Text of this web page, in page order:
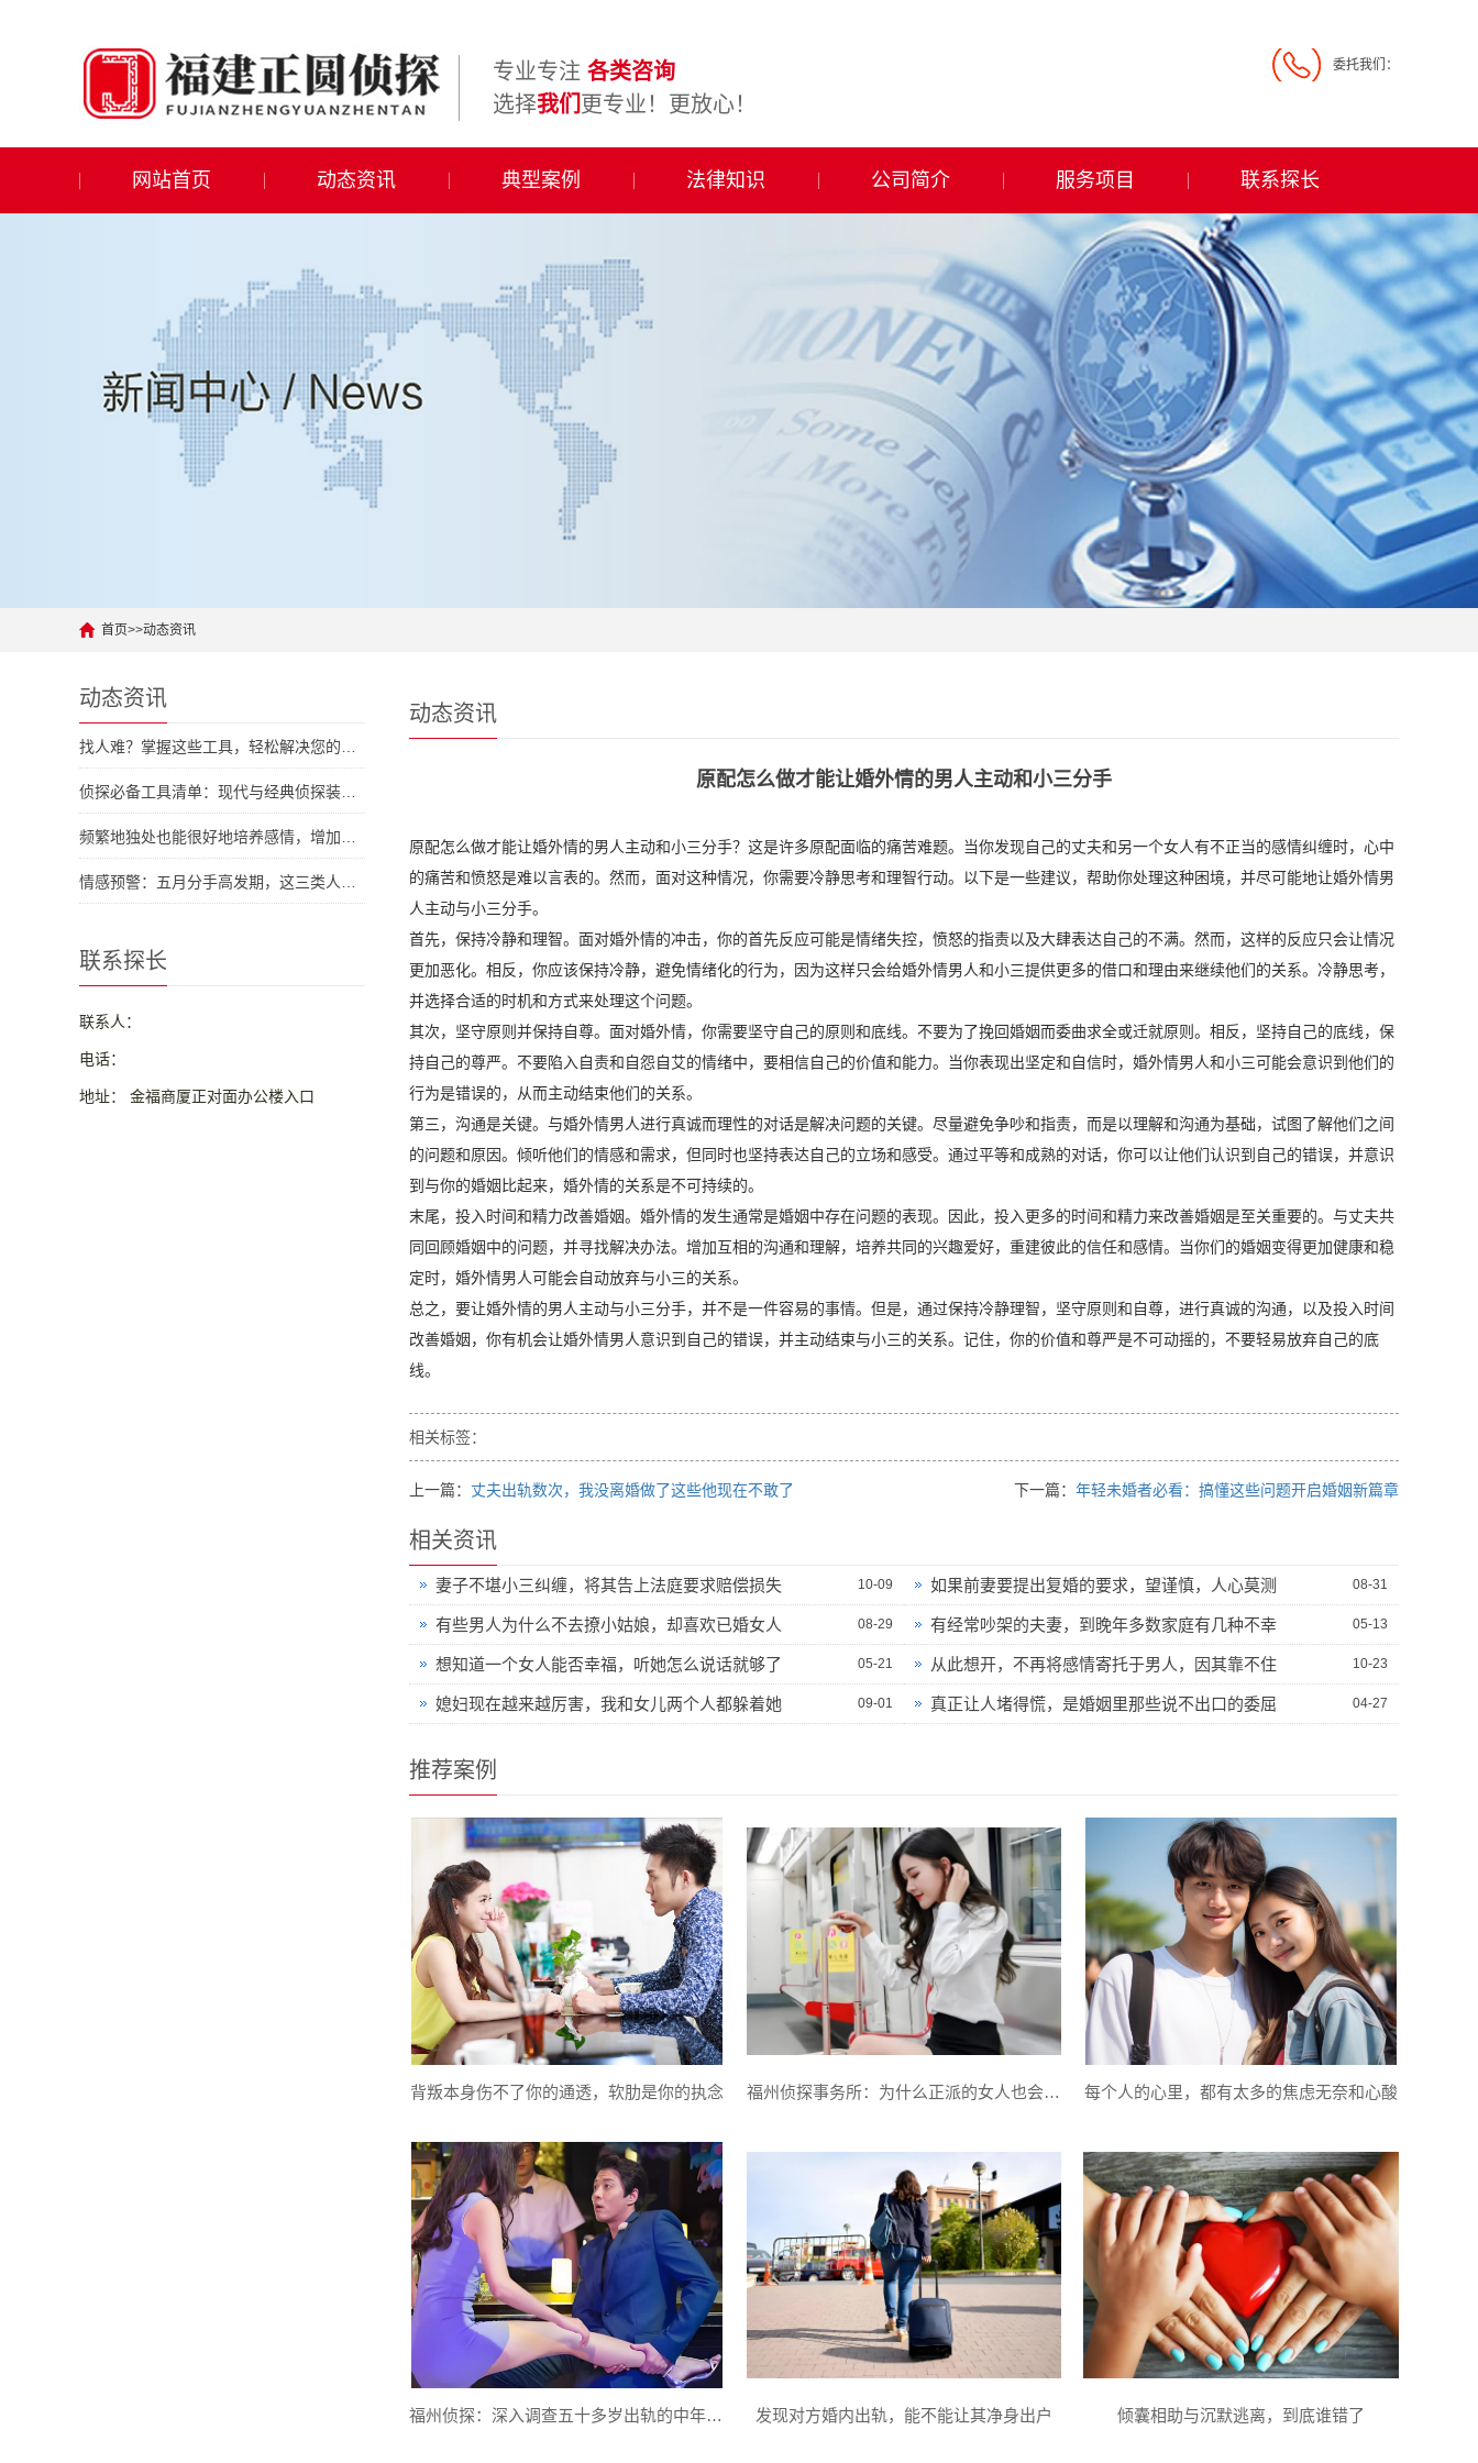
委托我们：
专业专注 各类咨询
选择我们 更专业！更放心！
网站首页 动态资讯 典型案例 法律知识 公司简介 服务项目 联系探长
首页>>动态资讯
动态资讯
联系探长
联系人：
电话：
地址： 金福商厦正对面办公楼入口
动态资讯
原配怎么做才能让婚外情的男人主动和小三分手
原配怎么做才能让婚外情的男人主动和小三分手？这是许多原配面临的痛苦难题。当你发现自己的丈夫和另一个女人有不正当的感情纠缠时，心中
的痛苦和愤怒是难以言表的。然而，面对这种情况，你需要冷静思考和理智行动。以下是一些建议，帮助你处理这种困境，并尽可能地让婚外情男
人主动与小三分手。
首先，保持冷静和理智。面对婚外情的冲击，你的首先反应可能是情绪失控，愤怒的指责以及大肆表达自己的不满。然而，这样的反应只会让情况
更加恶化。相反，你应该保持冷静，避免情绪化的行为，因为这样只会给婚外情男人和小三提供更多的借口和理由来继续他们的关系。冷静思考，
并选择合适的时机和方式来处理这个问题。
其次，坚守原则并保持自尊。面对婚外情，你需要坚守自己的原则和底线。不要为了挽回婚姻而委曲求全或迁就原则。相反，坚持自己的底线，保
持自己的尊严。不要陷入自责和自怨自艾的情绪中，要相信自己的价值和能力。当你表现出坚定和自信时，婚外情男人和小三可能会意识到他们的
行为是错误的，从而主动结束他们的关系。
第三，沟通是关键。与婚外情男人进行真诚而理性的对话是解决问题的关键。尽量避免争吵和指责，而是以理解和沟通为基础，试图了解他们之间
的问题和原因。倾听他们的情感和需求，但同时也坚持表达自己的立场和感受。通过平等和成熟的对话，你可以让他们认识到自己的错误，并意识
到与你的婚姻比起来，婚外情的关系是不可持续的。
末尾，投入时间和精力改善婚姻。婚外情的发生通常是婚姻中存在问题的表现。因此，投入更多的时间和精力来改善婚姻是至关重要的。与丈夫共
同回顾婚姻中的问题，并寻找解决办法。增加互相的沟通和理解，培养共同的兴趣爱好，重建彼此的信任和感情。当你们的婚姻变得更加健康和稳
定时，婚外情男人可能会自动放弃与小三的关系。
总之，要让婚外情的男人主动与小三分手，并不是一件容易的事情。但是，通过保持冷静理智，坚守原则和自尊，进行真诚的沟通，以及投入时间
改善婚姻，你有机会让婚外情男人意识到自己的错误，并主动结束与小三的关系。记住，你的价值和尊严是不可动摇的，不要轻易放弃自己的底
线。
相关标签：
上一篇： 丈夫出轨数次，我没离婚做了这些他现在不敢了 下一篇： 年轻未婚者必看：搞懂这些问题开启婚姻新篇章
相关资讯
10-09
妻子不堪小三纠缠，将其告上法庭要求赔偿损失 08-31
如果前妻要提出复婚的要求，望谨慎，人心莫测
08-29
有些男人为什么不去撩小姑娘，却喜欢已婚女人 05-13
有经常吵架的夫妻，到晚年多数家庭有几种不幸
05-21
想知道一个女人能否幸福，听她怎么说话就够了 10-23
从此想开，不再将感情寄托于男人，因其靠不住
09-01
媳妇现在越来越厉害，我和女儿两个人都躲着她 04-27
真正让人堵得慌，是婚姻里那些说不出口的委屈
推荐案例
背叛本身伤不了你的通透，软肋是你的执念 福州侦探事务所：为什么正派的女人也会出轨 每个人的心里，都有太多的焦虑无奈和心酸
福州侦探：深入调查五十多岁出轨的中年大叔 发现对方婚内出轨，能不能让其净身出户 倾囊相助与沉默逃离，到底谁错了